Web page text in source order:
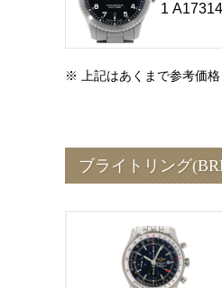
1
※ 上記はあくまで参考価格
ブライトリング